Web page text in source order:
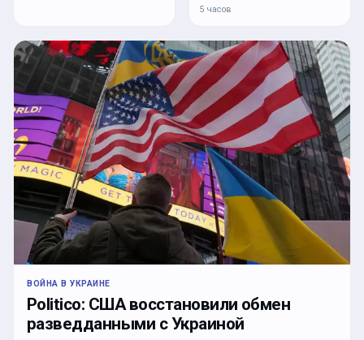
5 часов
ВОЙНА В УКРАИНЕ
Politico: США восстановили обмен
разведданными с Украиной